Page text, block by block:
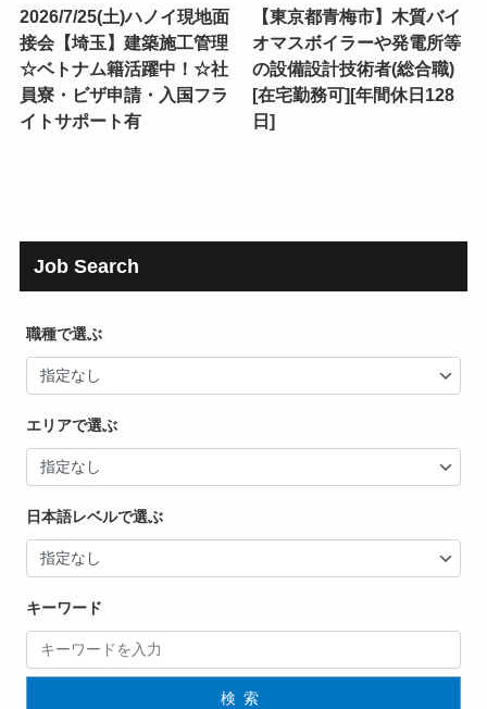
2026/7/25(土)ハノイ現地面
接会【埼玉】建築施工管理
☆ベトナム籍活躍中！☆社
員寮・ビザ申請・入国フラ
イトサポート有
【東京都青梅市】木質バイ
オマスボイラーや発電所等
の設備設計技術者(総合職)
[在宅勤務可][年間休日128
日]
Job Search
職種で選ぶ
エリアで選ぶ
日本語レベルで選ぶ
キーワード
検索